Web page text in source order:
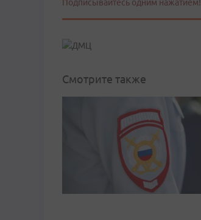
Подписывайтесь одним нажатием!
Смотрите также